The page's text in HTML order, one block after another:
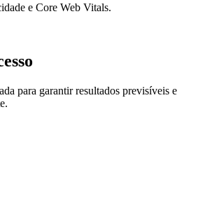
e Core Web Vitals.
para garantir resultados previsíveis e